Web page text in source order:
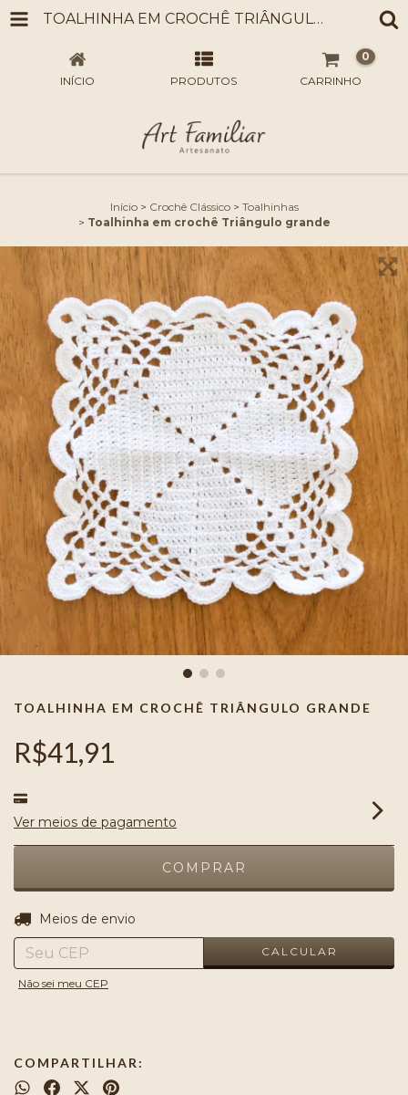
TOALHINHA EM CROCHÊ TRIÂNGULO GRANDE
INÍCIO PRODUTOS CARRINHO
0
Início > Crochê Clássico > Toalhinhas
> Toalhinha em crochê Triângulo grande
TOALHINHA EM CROCHÊ TRIÂNGULO GRANDE
R$41,91
Ver meios de pagamento
Entregas para o CEP:
Meios de envio
CALCULAR
Não sei meu CEP
COMPARTILHAR: